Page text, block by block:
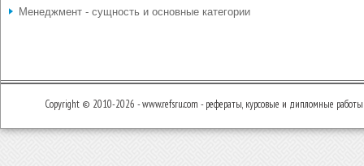
Менеджмент - сущность и основные категории
Copyright © 2010-2026 - www.refsru.com - рефераты, курсовые и дипломные работы